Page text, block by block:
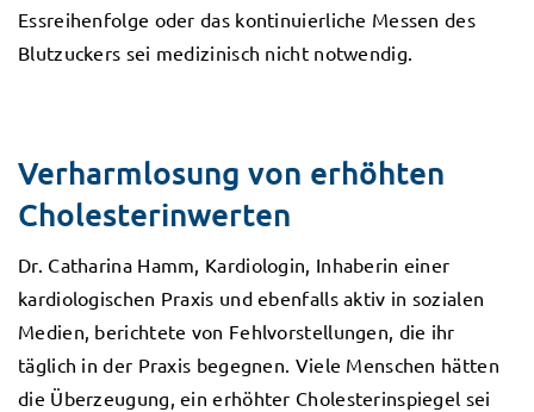
Essreihenfolge oder das kontinuierliche Messen des
Blutzuckers sei medizinisch nicht notwendig.
Verharmlosung von erhöhten
Cholesterinwerten
Dr. Catharina Hamm, Kardiologin, Inhaberin einer
kardiologischen Praxis und ebenfalls aktiv in sozialen
Medien, berichtete von Fehlvorstellungen, die ihr
täglich in der Praxis begegnen. Viele Menschen hätten
die Überzeugung, ein erhöhter Cholesterinspiegel sei